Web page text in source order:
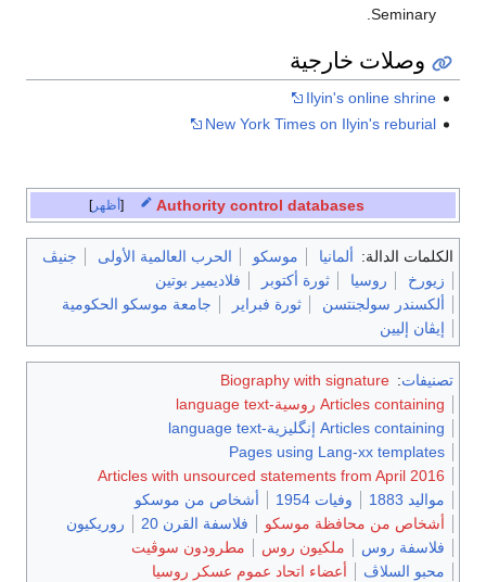
Seminary.
وصلات خارجية
Ilyin's online shrine
New York Times on Ilyin's reburial
أظهر Authority control databases
الكلمات الدالة: ألمانيا موسكو الحرب العالمية الأولى
جنيڤ
زيورخ
روسيا ثورة أكتوبر
فلاديمير بوتين
ألكسندر سولجنتسن
ثورة فبراير
جامعة موسكو الحكومية
إيڤان إليين
تصنيفات:
Biography with signature
Articles containing روسية-language text
Articles containing إنگليزية-language text
Pages using Lang-xx templates
Articles with unsourced statements from April 2016
مواليد 1883
وفيات 1954
أشخاص من موسكو
أشخاص من محافظة موسكو
فلاسفة القرن 20
روريكيون
فلاسفة روس
ملكيون روس
مطرودون سوڤيت
محبو السلاڤ
أعضاء اتحاد عموم عسكر روسيا